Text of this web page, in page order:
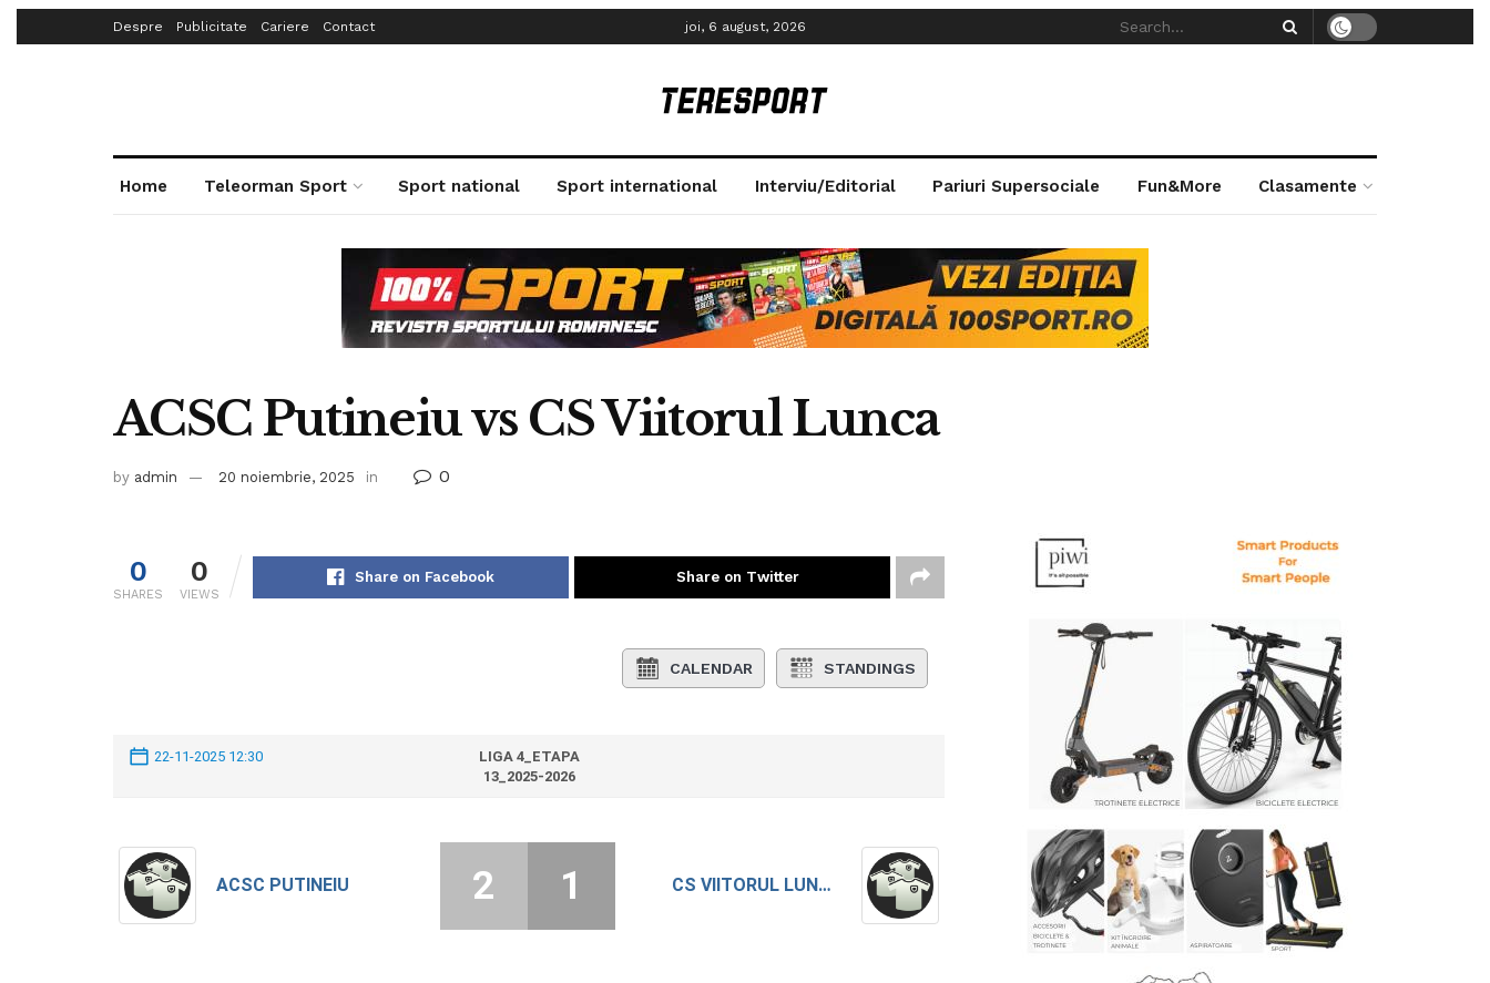
Despre Publicitate Cariere Contact joi, 6 august, 2026
Home Teleorman Sport Sport national Sport international Interviu/Editorial Pariuri Supersociale Fun&More Clasamente
ACSC Putineiu vs CS Viitorul Lunca
by admin 20 noiembrie, 2025 in 0
0
SHARES
0
VIEWS
Share on Facebook Share on Twitter
CALENDAR STANDINGS
22-11-2025 12:30
LIGA 4_ETAPA
13_2025-2026
ACSC PUTINEIU CS VIITORUL LUNCA
2 1